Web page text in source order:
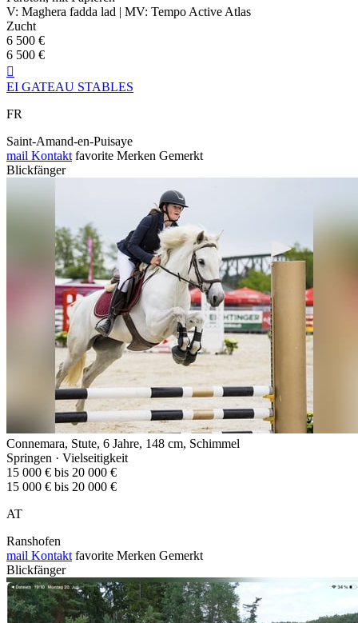
V: Maghera fadda lad | MV: Tempo Active Atlas
Zucht
6 500 €
6 500 €

EI GATEAU STABLES
FR
Saint-Amand-en-Puisaye
mail Kontakt favorite Merken Gemerkt
Blickfänger
Connemara, Stute, 6 Jahre, 148 cm, Schimmel
Springen · Vielseitigkeit
15 000 € bis 20 000 €
15 000 € bis 20 000 €
AT
Ranshofen
mail Kontakt favorite Merken Gemerkt
Blickfänger